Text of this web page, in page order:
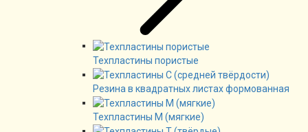
Техпластины пористые
Резина в квадратных листах формованная
Техпластины М (мягкие)